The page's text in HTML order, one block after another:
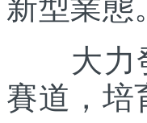
新型業態
大力發
賽道，培